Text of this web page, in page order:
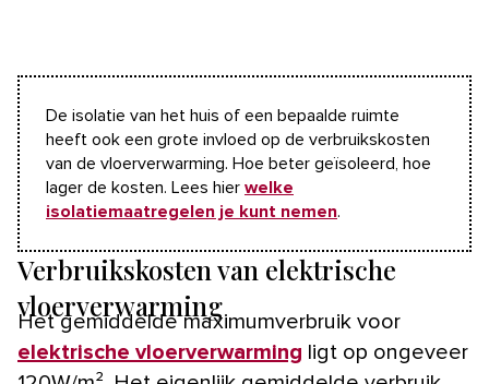
De isolatie van het huis of een bepaalde ruimte
heeft ook een grote invloed op de verbruikskosten
van de vloerverwarming. Hoe beter geïsoleerd, hoe
lager de kosten. Lees hier welke
isolatiemaatregelen je kunt nemen.
Verbruikskosten van elektrische
vloerverwarming
Het gemiddelde maximumverbruik voor
elektrische vloerverwarming ligt op ongeveer